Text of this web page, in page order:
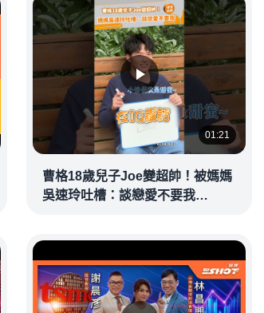
01:21
曹格18歲兒子Joe變超帥！被媽媽
吳速玲吐槽：談戀愛不要我